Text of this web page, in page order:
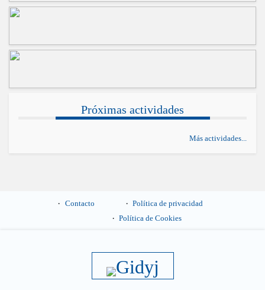
Próximas actividades
Más actividades...
Contacto
Política de privacidad
Política de Cookies